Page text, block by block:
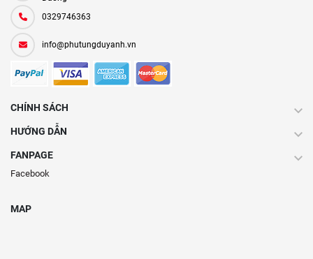
0329746363
info@phutungduyanh.vn
CHÍNH SÁCH
HƯỚNG DẪN
FANPAGE
Facebook
MAP